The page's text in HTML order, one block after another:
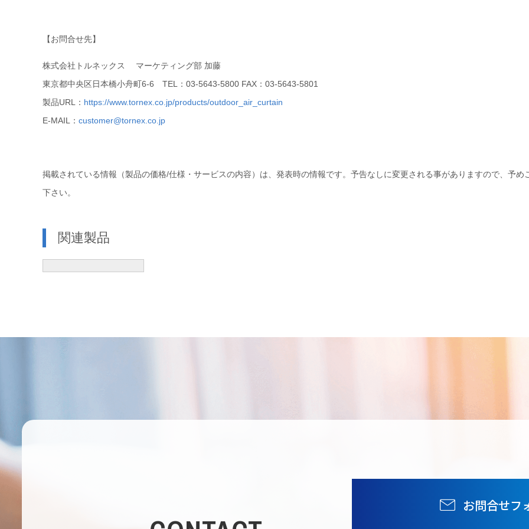
【お問合せ先】
株式会社トルネックス マーケティング部 加藤
東京都中央区日本橋小舟町6-6 TEL：03-5643-5800 FAX：03-5643-5801
製品URL： https://www.tornex.co.jp/products/outdoor_air_curtain
E-MAIL： customer@tornex.co.jp
掲載されている情報（製品の価格/仕様・サービスの内容）は、発表時の情報です。予告なしに変更される事がありますので、予め
下さい。
関連製品
お問合せフ